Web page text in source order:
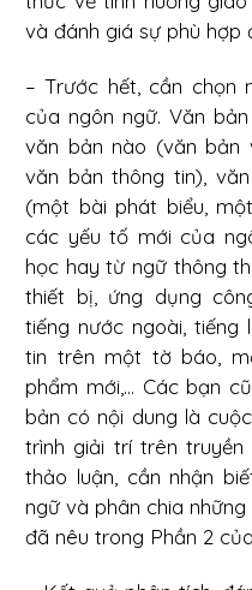
và đánh giá sự phù hợp
– Trước hết, cần chọn
của ngôn ngữ. Văn
văn bản nào (văn bản
văn bản thông tin),
(một bài phát biểu,
các yếu tố mới của
học hay từ ngữ thông
thiết bị, ứng dụng
tiếng nước ngoài, tiếng
tin trên một tờ báo,
phẩm mới,... Các bạn
bản có nội dung là
trình giải trí trên truyền
thảo luận, cần nhận
ngữ và phân chia
đã nêu trong Phần 2